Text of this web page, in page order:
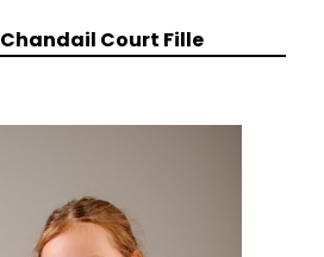
Chandail Court Fille